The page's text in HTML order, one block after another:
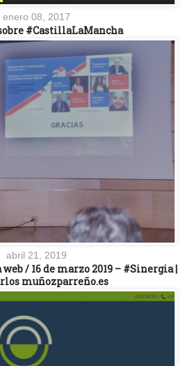
enero 08, 2017
#CastillaLaMancha
abril 21, 2019
web / 16 de marzo 2019 – #Sinergia |
muñozparreño.es